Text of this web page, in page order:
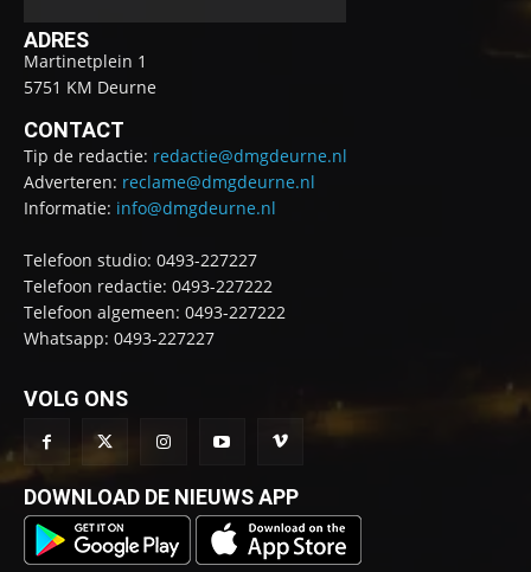
ADRES
Martinetplein 1
5751 KM Deurne
CONTACT
Tip de redactie: redactie@dmgdeurne.nl
Adverteren: reclame@dmgdeurne.nl
Informatie: info@dmgdeurne.nl
Telefoon studio: 0493-227227
Telefoon redactie: 0493-227222
Telefoon algemeen: 0493-227222
Whatsapp: 0493-227227
VOLG ONS
DOWNLOAD DE NIEUWS APP